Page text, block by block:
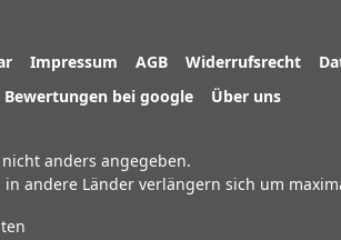
Impressum AGB Widerrufsrecht
Bewertungen bei google Über uns
anders angegeben.
andere Länder verlängern sich um